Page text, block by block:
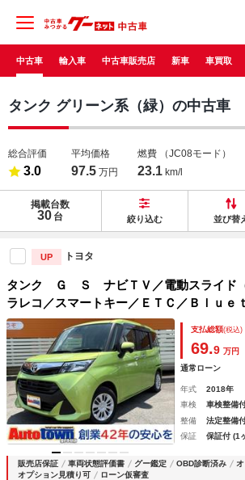
中古車 輸入車 中古車販売店 新車 車買取
タンク グリーン系（緑）の中古車
総合評価
3.0
平均価格
97.5 万円
燃費 （JC08モード）
23.1 km/l
掲載台数
30 台 絞り込む 並び替
UP トヨタ
タンク Ｇ Ｓ ナビＴＶ／電動スライド
ラレコ／スマートキー／ＥＴＣ／Ｂｌｕｅ
オ／衝突軽減ブレーキ／クルーズコントロ
／アイドリングストップ／車線逸脱警報／
支払総額(税込)
69.9 万円
通常ローン
年式 2018年
車検
車検整備
整備
法定整備
保証
保証付 (1
販売店保証 車両状態評価書 グー鑑定 OBD診断済み
オプション見積り可
ローン仮審査